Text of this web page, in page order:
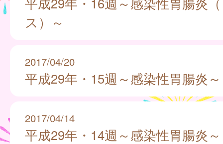
ス）～
2017/04/20
平成29年・15週～感染性胃腸炎～
2017/04/14
平成29年・14週～感染性胃腸炎～